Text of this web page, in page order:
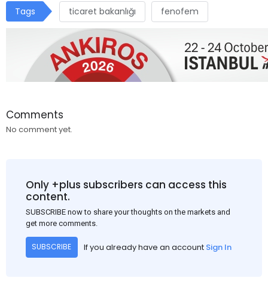
Tags ticaret bakanlığı fenofem
Comments
No comment yet.
Only +plus subscribers can access this
content.
SUBSCRIBE now to share your thoughts on the markets and
get more comments.
SUBSCRIBE If you already have an account Sign In